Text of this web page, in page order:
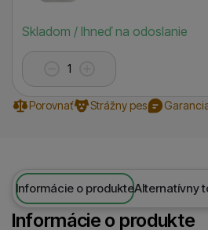
Dostupnosť
Skladom / Ihneď na odoslanie
Porovnať Strážny pes
Informácie o produkteAlternatívny
Informácie o produkte